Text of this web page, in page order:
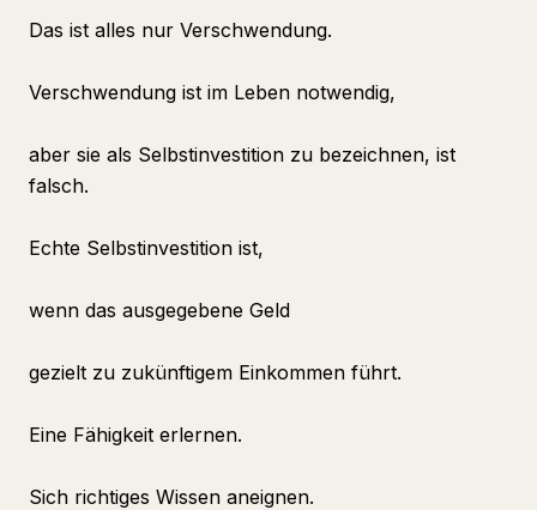
Das ist alles nur Verschwendung.
Verschwendung ist im Leben notwendig,
aber sie als Selbstinvestition zu bezeichnen, ist
falsch.
Echte Selbstinvestition ist,
wenn das ausgegebene Geld
gezielt zu zukünftigem Einkommen führt.
Eine Fähigkeit erlernen.
Sich richtiges Wissen aneignen.